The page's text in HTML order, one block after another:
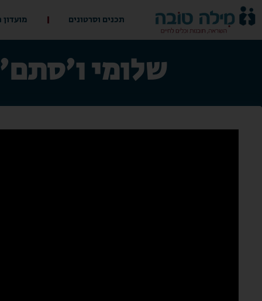
תכנים וסרטונים מועדון
שלומי